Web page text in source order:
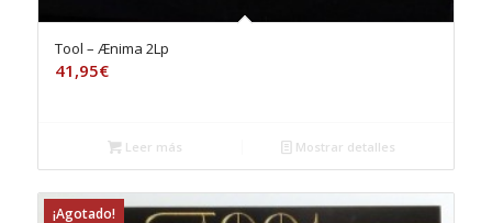
Tool – Ænima 2Lp
41,95€
Leer más Mostrar detalles
¡Agotado!